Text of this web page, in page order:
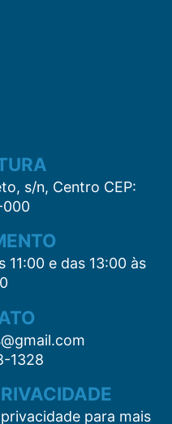
s/n, Centro CEP:
11:00 e das 13:00 às
1328
para mais